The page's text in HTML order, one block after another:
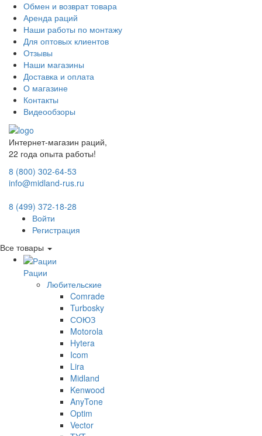
Обмен и возврат товара
Аренда раций
Наши работы по монтажу
Для оптовых клиентов
Отзывы
Наши магазины
Доставка и оплата
О магазине
Контакты
Видеообзоры
Интернет-магазин раций,
22 года опыта работы!
8 (800) 302-64-53
info@midland-rus.ru
8 (499) 372-18-28
Войти
Регистрация
Все товары
Рации
Любительские
Comrade
Turbosky
СОЮЗ
Motorola
Hytera
Icom
Lira
Midland
Kenwood
AnyTone
Optim
Vector